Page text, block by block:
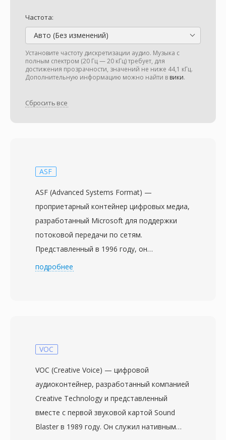
Частота:
Авто (Без изменений)
Установите частоту дискретизации аудио. Музыка с
полным спектром (20 Гц — 20 кГц) требует, для
достижения прозрачности, значений не ниже 44,1 кГц.
Дополнительную информацию можно найти в вики.
Сбросить все
ASF
ASF (Advanced Systems Format) —
проприетарный контейнер цифровых медиа,
разработанный Microsoft для поддержки
потоковой передачи по сетям.
Представленный в 1996 году, он
первоначально назывался Active Streaming
вмещать данные любого кодека. Формат
включая такие функции, как прямая
коррекция ошибок, масштабируемый
битрейт и возможность перемотки внутри
потока без загрузки всего файла. Файлы
ASF содержат объект заголовка с
подробнее
VOC
VOC (Creative Voice) — цифровой
аудиоконтейнер, разработанный компанией
Creative Technology и представленный
вместе с первой звуковой картой Sound
Blaster в 1989 году. Он служил нативным